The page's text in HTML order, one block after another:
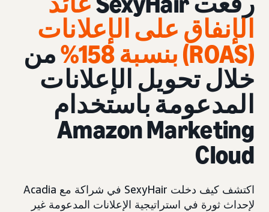
الإنفاق على الإعلانات
(ROAS) بنسبة 158%
من
خلالتحويل الإعلانات
المدعومة باستخدام
Amazon Marketing
Cloud
اكتشف كيف دخلت SexyHair في شراكة مع Acadia
لإحداث ثورة في استراتيجية الإعلانات المدعومة غير